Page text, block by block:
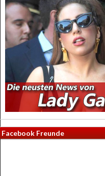
Facebook Freunde